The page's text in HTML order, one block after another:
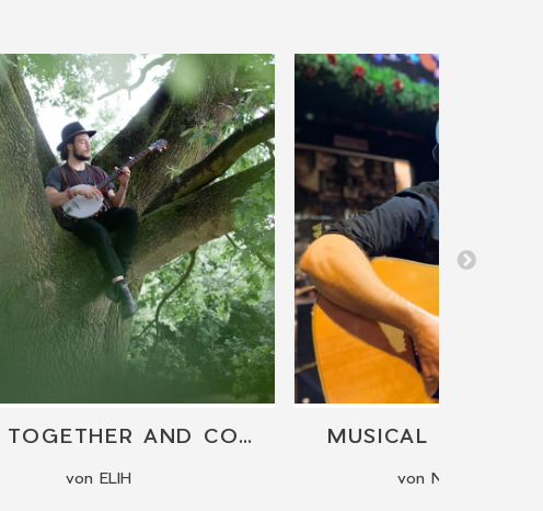
COME TOGETHER AND CONCERT WITH ELIH
von ELIH
MUSICAL
von Nate